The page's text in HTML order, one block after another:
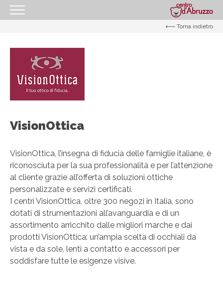
IL CENTRO
I NOSTRI ORARI
COME RAGGIUNGERCI
NEGOZI
EVENTI
I NOSTRI SERVIZI
IL TUO BUSINESS AL CENTRO
CONTATTI
Torna indietro
VisionOttica
VisionOttica, l’insegna di fiducia delle famiglie italiane, è
riconosciuta per la sua professionalità e per l’attenzione
al cliente grazie all’offerta di soluzioni ottiche
personalizzate e servizi certificati.
I centri VisionOttica, oltre 300 negozi in Italia, sono
dotati di strumentazioni all’avanguardia e di un
assortimento arricchito dalle migliori marche e dai
prodotti VisionOttica: un’ampia scelta di occhiali da
vista e da sole, lenti a contatto e accessori per
soddisfare tutte le esigenze visive.